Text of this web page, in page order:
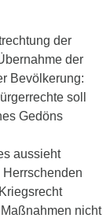
der
der
Bevölkerung:
soll
Gedöns
aussieht
nicht